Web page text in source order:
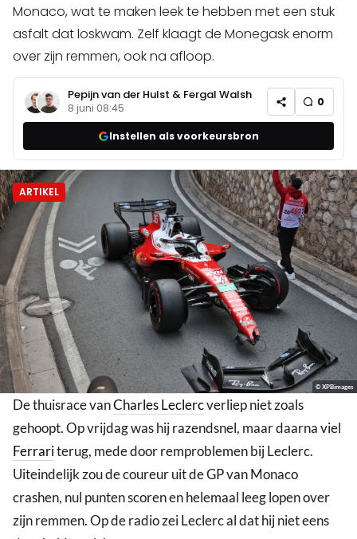
Monaco, wat te maken leek te hebben met een stuk
asfalt dat loskwam. Zelf klaagt de Monegask enorm
over zijn remmen, ook na afloop.
Pepijn van der Hulst & Fergal Walsh
8 juni 08:45 0
Instellen als voorkeursbron
ARTIKEL
© XPBimages
De thuisrace vanCharles Leclercverliep niet zoals
gehoopt. Op vrijdag was hij razendsnel, maar daarna viel
Ferrariterug, mede door remproblemen bij Leclerc.
Uiteindelijk zou de coureur uit de GP van Monaco
crashen, nul punten scoren en helemaal leeg lopen over
zijn remmen. Op de radio zei Leclerc al dat hij niet eens